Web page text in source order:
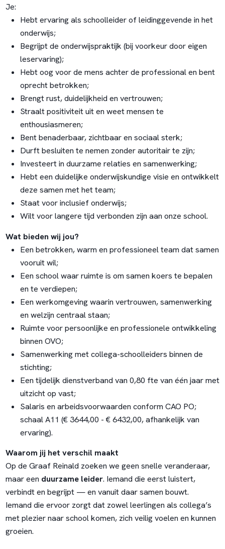
Je:
Hebt ervaring als schoolleider of leidinggevende in het
onderwijs;
Begrijpt de onderwijspraktijk (bij voorkeur door eigen
leservaring);
Hebt oog voor de mens achter de professional en bent
oprecht betrokken;
Brengt rust, duidelijkheid en vertrouwen;
Straalt positiviteit uit en weet mensen te
enthousiasmeren;
Bent benaderbaar, zichtbaar en sociaal sterk;
Durft besluiten te nemen zonder autoritair te zijn;
Investeert in duurzame relaties en samenwerking;
Hebt een duidelijke onderwijskundige visie en ontwikkelt
deze samen met het team;
Staat voor inclusief onderwijs;
Wilt voor langere tijd verbonden zijn aan onze school.
Wat bieden wij jou?
Een betrokken, warm en professioneel team dat samen
vooruit wil;
Een school waar ruimte is om samen koers te bepalen
en te verdiepen;
Een werkomgeving waarin vertrouwen, samenwerking
en welzijn centraal staan;
Ruimte voor persoonlijke en professionele ontwikkeling
binnen OVO;
Samenwerking met collega-schoolleiders binnen de
stichting;
Een tijdelijk dienstverband van 0,80 fte van één jaar met
uitzicht op vast;
Salaris en arbeidsvoorwaarden conform CAO PO;
schaal A11 (€ 3644,00 - € 6432,00, afhankelijk van
ervaring).
Waarom jij het verschil maakt
Op de Graaf Reinald zoeken we geen snelle veranderaar,
maar een duurzame leider. Iemand die eerst luistert,
verbindt en begrijpt — en vanuit daar samen bouwt.
Iemand die ervoor zorgt dat zowel leerlingen als collega’s
met plezier naar school komen, zich veilig voelen en kunnen
groeien.